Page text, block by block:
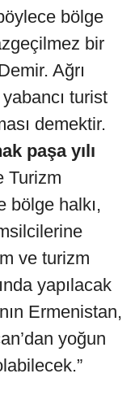
bölge
bir
Ağrı
yabancı turist
demektir.
paşa yılı
Turizm
bölge halkı,
ve turizm
yapılacak
Ermenistan,
yoğun